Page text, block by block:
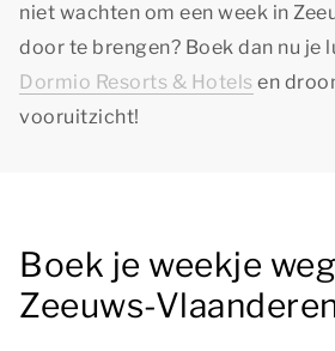
niet wachten om een week in
door te brengen? Boek dan nu je
Dormio Resorts & Hotels en
vooruitzicht!
Boek je weekje
Zeeuws-